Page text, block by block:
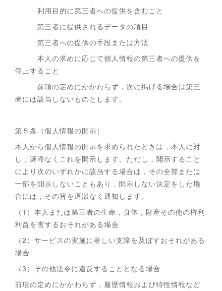
利用目的に第三者への提供を含むこと
第三者に提供されるデータの項目
第三者への提供の手段または方法
本人の求めに応じて個人情報の第三者への提供を
停止すること
前項の定めにかかわらず，次に掲げる場合は第三
者には該当しないものとします。
第５条（個人情報の開示）
本人から個人情報の開示を求められたときは，本人に対
し，遅滞なくこれを開示します。ただし，開示すること
により次のいずれかに該当する場合は，その全部または
一部を開示しないこともあり，開示しない決定をした場
合には，その旨を遅滞なく通知します。
（1）本人または第三者の生命，身体，財産その他の権利
利益を害するおそれがある場合
（2）サービスの実施に著しい支障を及ぼすおそれがある
場合
（3）その他法令に違反することとなる場合
前項の定めにかかわらず，履歴情報および特性情報など